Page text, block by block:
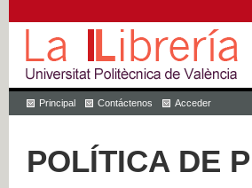
Principal Contáctenos Acceder
POLÍTICA DE